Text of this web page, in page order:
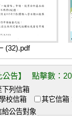
(32).pdf
公告】 點擊數：
下列信箱
校信箱
其它信箱
給公告對象